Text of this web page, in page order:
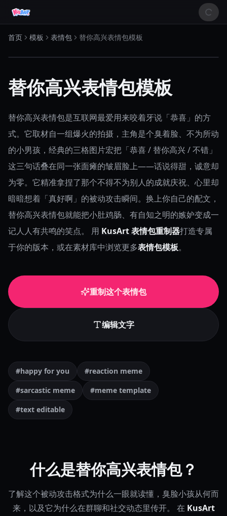
首页 模板 表情包 替你高兴表情包模板
替你高兴表情包模板
替你高兴表情包是互联网最爱用来咬着牙说「恭喜」的方
式。它取材自一组爆火的拍摄，主角是个臭着脸、不为所动
的小男孩，经典的三格图片宏把「恭喜 / 替你高兴 / 不错」
这三句话叠在同一张面瘫的皱眉脸上——话说得甜，诚意却
为零。它精准拿捏了那个不得不为别人的成就庆祝、心里却
暗暗想着「真好啊」的被动攻击瞬间。换上你自己的配文，
替你高兴表情包就能把小肚鸡肠、有自知之明的嫉妒变成一
记人人有共鸣的笑点。
用 KusArt 表情包重制器打造专属
于你的版本，或在素材库中浏览更多表情包模板。
重制这个表情包
编辑文字
#happy for you
#reaction meme
#sarcastic meme
#meme template
#text editable
什么是替你高兴表情包？
了解这个被动攻击格式为什么一眼就读懂，臭脸小孩从何而
来，以及它为什么在群聊和社交动态里传开。
在 KusArt